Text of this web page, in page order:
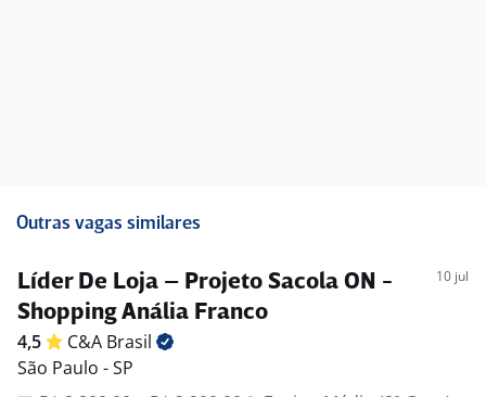
-. day off
-. Vale Farmácia
-. Desconto em instituições de ensino
Outras vagas similares
Líder De Loja – Projeto Sacola ON -
Shopping Anália Franco
10 jul
4,5 C&A Brasil
São Paulo - SP